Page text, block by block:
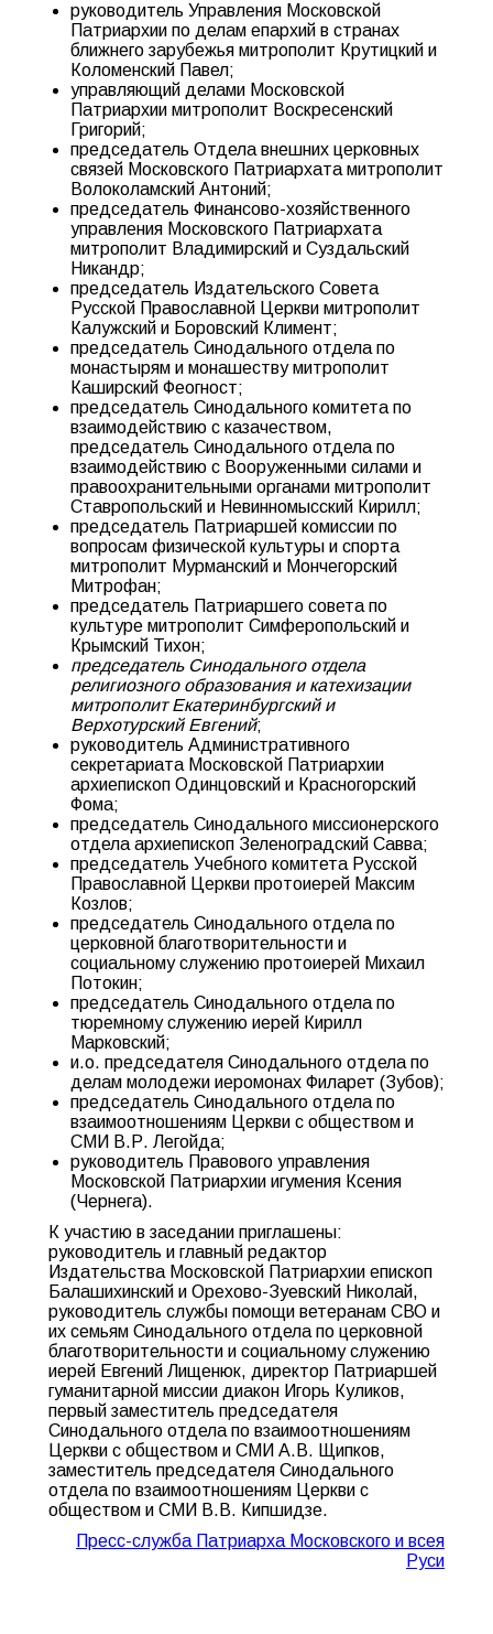
руководитель Управления Московской
Патриархии по делам епархий в странах
ближнего зарубежья митрополит Крутицкий и
Коломенский Павел;
управляющий делами Московской
Патриархии митрополит Воскресенский
Григорий;
председатель Отдела внешних церковных
связей Московского Патриархата митрополит
Волоколамский Антоний;
председатель Финансово-хозяйственного
управления Московского Патриархата
митрополит Владимирский и Суздальский
Никандр;
председатель Издательского Совета
Русской Православной Церкви митрополит
Калужский и Боровский Климент;
председатель Синодального отдела по
монастырям и монашеству митрополит
Каширский Феогност;
председатель Синодального комитета по
взаимодействию с казачеством,
председатель Синодального отдела по
взаимодействию с Вооруженными силами и
правоохранительными органами митрополит
Ставропольский и Невинномысский Кирилл;
председатель Патриаршей комиссии по
вопросам физической культуры и спорта
митрополит Мурманский и Мончегорский
Митрофан;
председатель Патриаршего совета по
культуре митрополит Симферопольский и
Крымский Тихон;
председатель Синодального отдела
религиозного образования и катехизации
митрополит Екатеринбургский и
Верхотурский Евгений;
руководитель Административного
секретариата Московской Патриархии
архиепископ Одинцовский и Красногорский
Фома;
председатель Синодального миссионерского
отдела архиепископ Зеленоградский Савва;
председатель Учебного комитета Русской
Православной Церкви протоиерей Максим
Козлов;
председатель Синодального отдела по
церковной благотворительности и
социальному служению протоиерей Михаил
Потокин;
председатель Синодального отдела по
тюремному служению иерей Кирилл
Марковский;
и.о. председателя Синодального отдела по
делам молодежи иеромонах Филарет (Зубов);
председатель Синодального отдела по
взаимоотношениям Церкви с обществом и
СМИ В.Р. Легойда;
руководитель Правового управления
Московской Патриархии игумения Ксения
(Чернега).
К участию в заседании приглашены:
руководитель и главный редактор
Издательства Московской Патриархии епископ
Балашихинский и Орехово-Зуевский Николай,
руководитель службы помощи ветеранам СВО и
их семьям Синодального отдела по церковной
благотворительности и социальному служению
иерей Евгений Лищенюк, директор Патриаршей
гуманитарной миссии диакон Игорь Куликов,
первый заместитель председателя
Синодального отдела по взаимоотношениям
Церкви с обществом и СМИ А.В. Щипков,
заместитель председателя Синодального
отдела по взаимоотношениям Церкви с
обществом и СМИ В.В. Кипшидзе.
Пресс-служба Патриарха Московского и всея
Руси